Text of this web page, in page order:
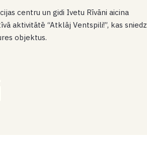
centru un gidi Ivetu Rīvāni aicina
aktivitātē “Atklāj Ventspili!”, kas sniedz
objektus.